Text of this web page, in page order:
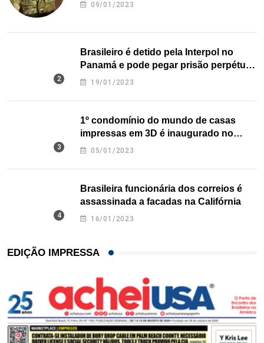
09/01/2023
Brasileiro é detido pela Interpol no
Panamá e pode pegar prisão perpétua
nos EUA
19/01/2023
1º condomínio do mundo de casas
impressas em 3D é inaugurado no
Texas
05/01/2023
Brasileira funcionária dos correios é
assassinada a facadas na Califórnia
16/01/2023
EDIÇÃO IMPRESSA